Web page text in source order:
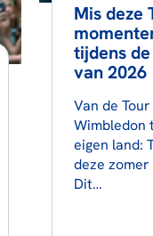
Mis deze
tijdens
van 2026
Van de
Wimbledon
eigen land:
deze
Dit…